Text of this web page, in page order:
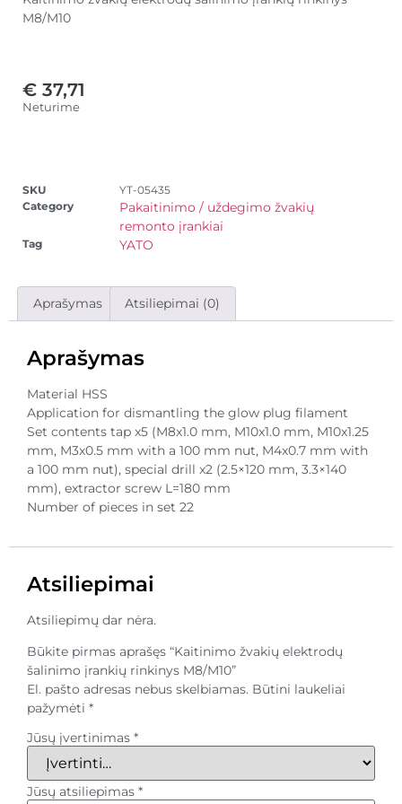
M8/M10
€ 37,71
Neturime
SKU
YT-05435
Category
Pakaitinimo / uždegimo žvakių
remonto įrankiai
Tag YATO
Aprašymas Atsiliepimai (0)
Aprašymas
Material HSS
Application for dismantling the glow plug filament
Set contents tap x5 (M8x1.0 mm, M10x1.0 mm, M10x1.25
mm, M3x0.5 mm with a 100 mm nut, M4x0.7 mm with
a 100 mm nut), special drill x2 (2.5×120 mm, 3.3×140
mm), extractor screw L=180 mm
Number of pieces in set 22
Atsiliepimai
Atsiliepimų dar nėra.
Būkite pirmas aprašęs “Kaitinimo žvakių elektrodų
šalinimo įrankių rinkinys M8/M10”
El. pašto adresas nebus skelbiamas. Būtini laukeliai
pažymėti *
Jūsų įvertinimas *
Jūsų atsiliepimas *